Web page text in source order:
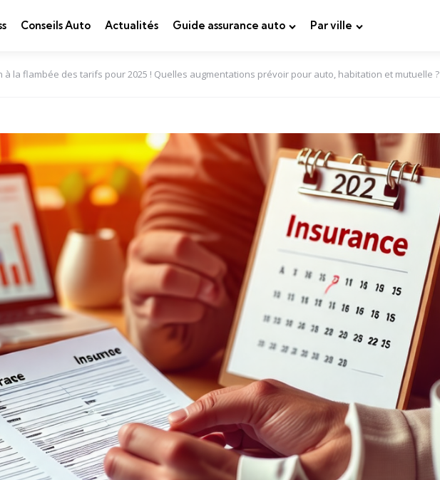
Conseils Auto Actualités Guide assurance auto Par ville
à la flambée des tarifs pour 2025 ! Quelles augmentations prévoir pour auto, habitation et mutuelle ?